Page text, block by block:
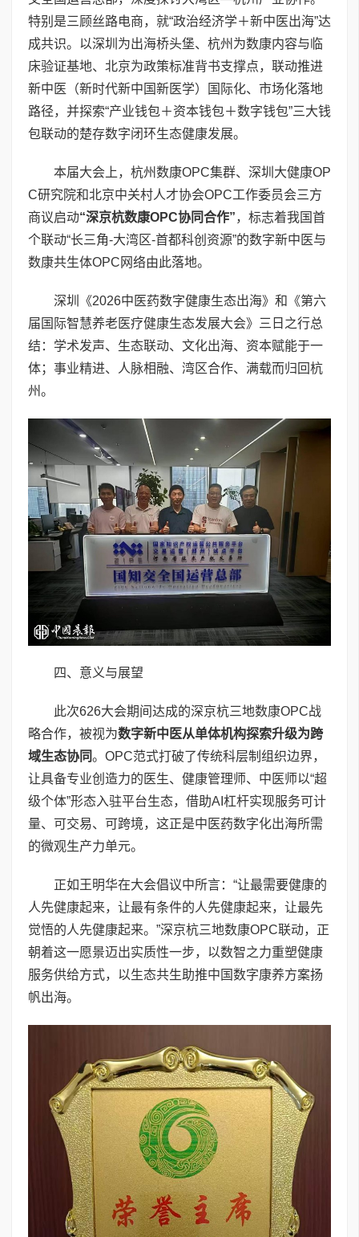
特别是三顾丝路电商，就“政治经济学＋新中医出海”达
成共识。以深圳为出海桥头堡、杭州为数康内容与临
床验证基地、北京为政策标准背书支撑点，联动推进
新中医（新时代新中国新医学）国际化、市场化落地
路径，并探索“产业钱包＋资本钱包＋数字钱包”三大钱
包联动的楚存数字闭环生态健康发展。
本届大会上，杭州数康OPC集群、深圳大健康OP
C研究院和北京中关村人才协会OPC工作委员会三方
商议启动“深京杭数康OPC协同合作”，标志着我国首
个联动“长三角-大湾区-首都科创资源”的数字新中医与
数康共生体OPC网络由此落地。
深圳《2026中医药数字健康生态出海》和《第六
届国际智慧养老医疗健康生态发展大会》三日之行总
结：学术发声、生态联动、文化出海、资本赋能于一
体；事业精进、人脉相融、湾区合作、满载而归回杭
州。
四、意义与展望
此次626大会期间达成的深京杭三地数康OPC战
略合作，被视为数字新中医从单体机构探索升级为跨
域生态协同。OPC范式打破了传统科层制组织边界，
让具备专业创造力的医生、健康管理师、中医师以“超
级个体”形态入驻平台生态，借助AI杠杆实现服务可计
量、可交易、可跨境，这正是中医药数字化出海所需
的微观生产力单元。
正如王明华在大会倡议中所言：“让最需要健康的
人先健康起来，让最有条件的人先健康起来，让最先
觉悟的人先健康起来。”深京杭三地数康OPC联动，正
朝着这一愿景迈出实质性一步，以数智之力重塑健康
服务供给方式，以生态共生助推中国数字康养方案扬
帆出海。